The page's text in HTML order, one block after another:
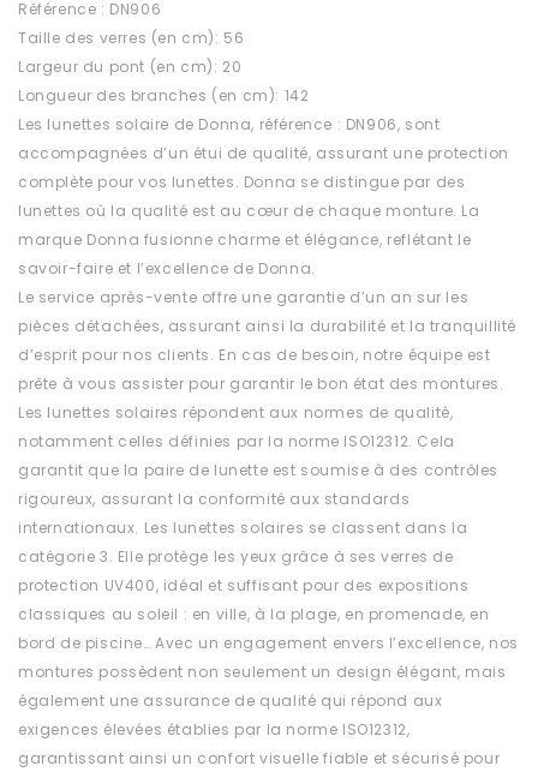
Référence : DN906
Taille des verres (en cm): 56
Largeur du pont (en cm): 20
Longueur des branches (en cm): 142
Les lunettes solaire de Donna, référence : DN906, sont
accompagnées d’un étui de qualité, assurant une protection
complète pour vos lunettes. Donna se distingue par des
lunettes où la qualité est au cœur de chaque monture. La
marque Donna fusionne charme et élégance, reflétant le
savoir-faire et l’excellence de Donna.
Le service après-vente offre une garantie d’un an sur les
pièces détachées, assurant ainsi la durabilité et la tranquillité
d’esprit pour nos clients. En cas de besoin, notre équipe est
prête à vous assister pour garantir le bon état des montures.
Les lunettes solaires répondent aux normes de qualité,
notamment celles définies par la norme ISO12312. Cela
garantit que la paire de lunette est soumise à des contrôles
rigoureux, assurant la conformité aux standards
internationaux. Les lunettes solaires se classent dans la
catégorie 3. Elle protège les yeux grâce à ses verres de
protection UV400, idéal et suffisant pour des expositions
classiques au soleil : en ville, à la plage, en promenade, en
bord de piscine… Avec un engagement envers l’excellence, nos
montures possèdent non seulement un design élégant, mais
également une assurance de qualité qui répond aux
exigences élevées établies par la norme ISO12312,
garantissant ainsi un confort visuelle fiable et sécurisé pour